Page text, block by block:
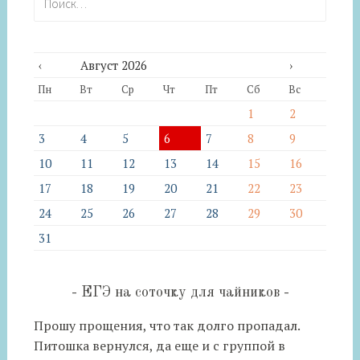
‹ Август 2026 ›
Пн Вт Ср Чт Пт Сб Вс
1
2
3
4 5 6 7 8
9
10
11 12 13 14 15
16
17
18 19 20 21 22
23
24
25 26 27 28 29
30
31
ЕГЭ на соточку для чайников
Прошу прощения, что так долго пропадал.
Питошка вернулся, да еще и с группой в